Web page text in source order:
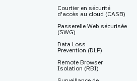
Courtier en sécurité
d'accès au cloud (CASB)
Passerelle Web sécurisée
(SWG)
Data Loss
Prevention (DLP)
Remote Browser
Isolation (RBI)